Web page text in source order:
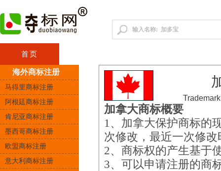
首页
海外商标注册
马得里商标注册
阿根廷商标注册
肯尼亚商标注册
墨西哥商标注册
欧盟商标注册
意大利商标注册
加拿大商标概要
1、加拿大保护商标的
次修改，最近一次修改
2、商标权的产生基于
3、可以申请注册的商